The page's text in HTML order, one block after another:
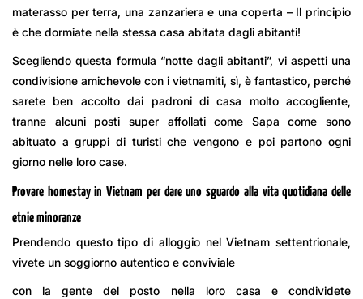
materasso per terra, una zanzariera e una coperta – Il principio
è che dormiate nella stessa casa abitata dagli abitanti!
Scegliendo questa formula “notte dagli abitanti”, vi aspetti una
condivisione amichevole con i vietnamiti, sì, è fantastico, perché
sarete ben accolto dai padroni di casa molto accogliente,
tranne alcuni posti super affollati come Sapa come sono
abituato a gruppi di turisti che vengono e poi partono ogni
giorno nelle loro case.
Provare homestay in Vietnam per dare uno sguardo alla vita quotidiana delle
etnie minoranze
Prendendo questo tipo di alloggio nel Vietnam settentrionale,
vivete un soggiorno autentico e conviviale
con la gente del posto nella loro casa e condividete